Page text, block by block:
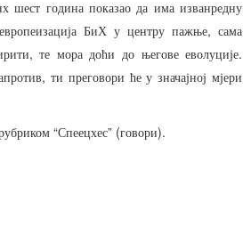
шест година показао да има изванредну
европеизација БиХ у центру пажње, сама
,те мора доћи до његове еволуције.
, ти преговори ће у значајној мјери
“Спеецхес” (говори).